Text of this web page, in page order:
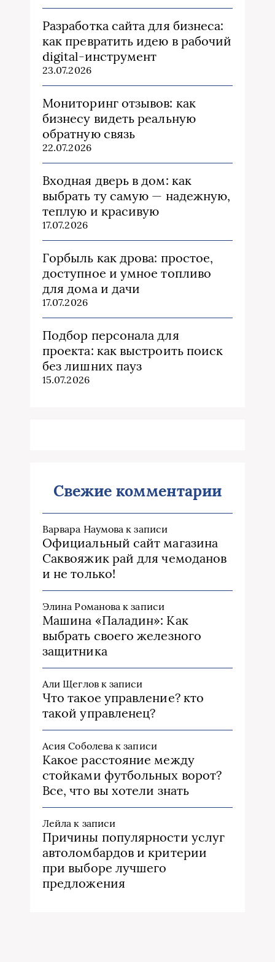
Разработка сайта для бизнеса:
как превратить идею в рабочий
digital-инструмент
23.07.2026
Мониторинг отзывов: как
бизнесу видеть реальную
обратную связь
22.07.2026
Входная дверь в дом: как
выбрать ту самую — надежную,
теплую и красивую
17.07.2026
Горбыль как дрова: простое,
доступное и умное топливо
для дома и дачи
17.07.2026
Подбор персонала для
проекта: как выстроить поиск
без лишних пауз
15.07.2026
Свежие комментарии
Варвара Наумова к записи
Официальный сайт магазина
Саквояжик рай для чемоданов
и не только!
Элина Романова к записи
Машина «Паладин»: Как
выбрать своего железного
защитника
Али Щегловк записи
Что такое управление? кто
такой управленец?
Асия Соболева к записи
Какое расстояние между
стойками футбольных ворот?
Все, что вы хотели знать
Лейла к записи
Причины популярности услуг
автоломбардов и критерии
при выборе лучшего
предложения